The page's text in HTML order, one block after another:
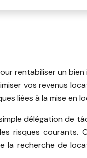
rentabiliser un bien
vos revenus
liées à la mise en
délégation de
risques courants.
la recherche de